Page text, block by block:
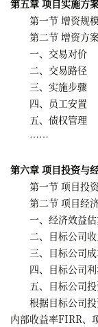
第五章 项目实施方
第一节 增资规
第二节 增资方案
一、交易对价
二、交易路径
三、实施步骤
四、员工安置
五、债权管理
……
第六章 项目投资与
第一节 项目投资
第二节 项目经
一、经济效益估
二、目标公司收
三、目标公司成
四、目标公司利
五、目标公司投
根据目标公司投
内部收益率FIRR、